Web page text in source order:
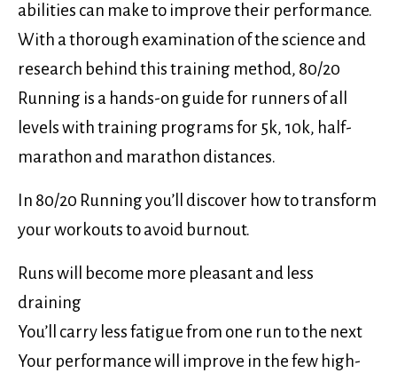
abilities can make to improve their performance.
With a thorough examination of the science and
research behind this training method, 80/20
Running is a hands-on guide for runners of all
levels with training programs for 5k, 10k, half-
marathon and marathon distances.
In 80/20 Running you’ll discover how to transform
your workouts to avoid burnout.
Runs will become more pleasant and less
draining
You’ll carry less fatigue from one run to the next
Your performance will improve in the few high-